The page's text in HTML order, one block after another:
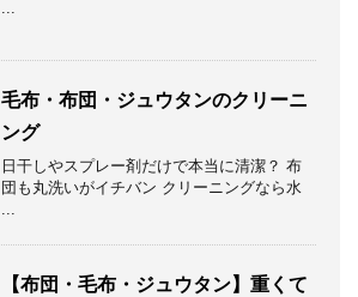
毛布・布団・ジュウタンのクリーニ
ング
日干しやスプレー剤だけで本当に清潔？ 布
団も丸洗いがイチバン クリーニングなら水
【布団・毛布・ジュウタン】重くて